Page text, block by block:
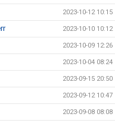
2023-10-12 10:15
2023-10-10 10:12
2023-10-09 12:26
2023-10-04 08:24
2023-09-15 20:50
2023-09-12 10:47
2023-09-08 08:08